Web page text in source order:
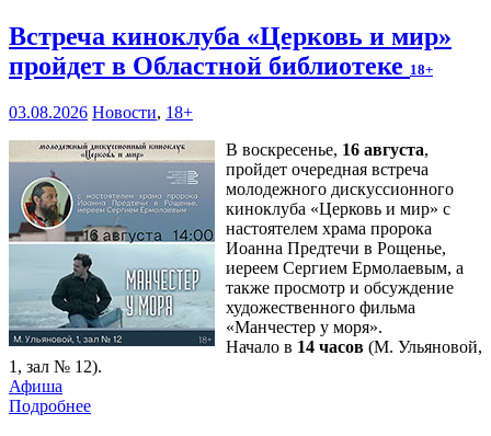
Встреча киноклуба «Церковь и мир»
пройдет в Областной библиотеке 18+
03.08.2026 Новости, 18+
В воскресенье, 16 августа,
пройдет очередная встреча
молодежного дискуссионного
киноклуба «Церковь и мир» с
настоятелем храма пророка
Иоанна Предтечи в Рощенье,
иереем Сергием Ермолаевым, а
также просмотр и обсуждение
художественного фильма
«Манчестер у моря».
Начало в 14 часов (М. Ульяновой,
1, зал № 12).
Афиша
Подробнее